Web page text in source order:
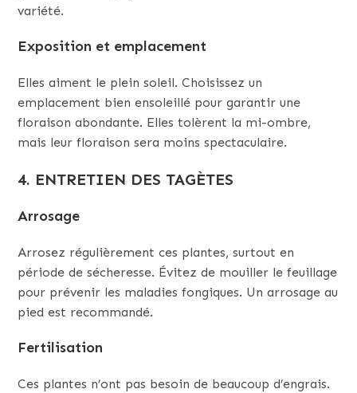
variété.
Exposition et emplacement
Elles aiment le plein soleil. Choisissez un
emplacement bien ensoleillé pour garantir une
floraison abondante. Elles tolèrent la mi-ombre,
mais leur floraison sera moins spectaculaire.
4. ENTRETIEN DES TAGÈTES
Arrosage
Arrosez régulièrement ces plantes, surtout en
période de sécheresse. Évitez de mouiller le feuillage
pour prévenir les maladies fongiques. Un arrosage au
pied est recommandé.
Fertilisation
Ces plantes n’ont pas besoin de beaucoup d’engrais.